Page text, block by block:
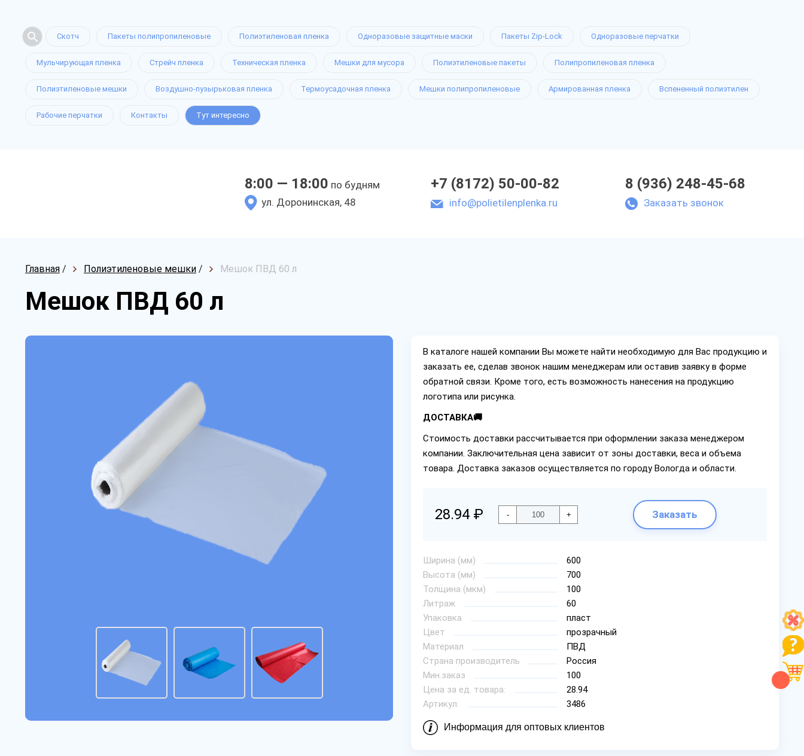
Скотч Пакеты полипропиленовые Полиэтиленовая пленка Одноразовые защитные маски Пакеты Zip-Lock Одноразовые перчатки
Мульчирующая пленка Стрейч пленка Техническая пленка Мешки для мусора Полиэтиленовые пакеты Полипропиленовая пленка
Полиэтиленовые мешки Воздушно-пузырьковая пленка Термоусадочная пленка Мешки полипропиленовые Армированная пленка Вспененный полиэтилен
Рабочие перчатки Контакты Тут интересно
8:00 — 18:00 по будням
ул. Доронинская, 48
+7 (8172) 50-00-82
info@polietilenplenka.ru
8 (936) 248-45-68
Заказать звонок
Главная / Полиэтиленовые мешки / Мешок ПВД 60 л
Мешок ПВД 60 л
В каталоге нашей компании Вы можете найти необходимую для Вас продукцию и
заказать ее, сделав звонок нашим менеджерам или оставив заявку в форме
обратной связи. Кроме того, есть возможность нанесения на продукцию
логотипа или рисунка.
ДОСТАВКА🚚
Стоимость доставки рассчитывается при оформлении заказа менеджером
компании. Заключительная цена зависит от зоны доставки, веса и объема
товара. Доставка заказов осуществляется по городу Вологда и области.
28.94 ₽ - + Заказать
Ширина (мм)
600
Высота (мм)
700
Толщина (мкм)
100
Литраж
60
Упаковка
пласт
Цвет
прозрачный
Материал
ПВД
Страна производитель
Россия
Мин.заказ
100
Цена за ед. товара:
28.94
Артикул:
3486
Информация для оптовых клиентов